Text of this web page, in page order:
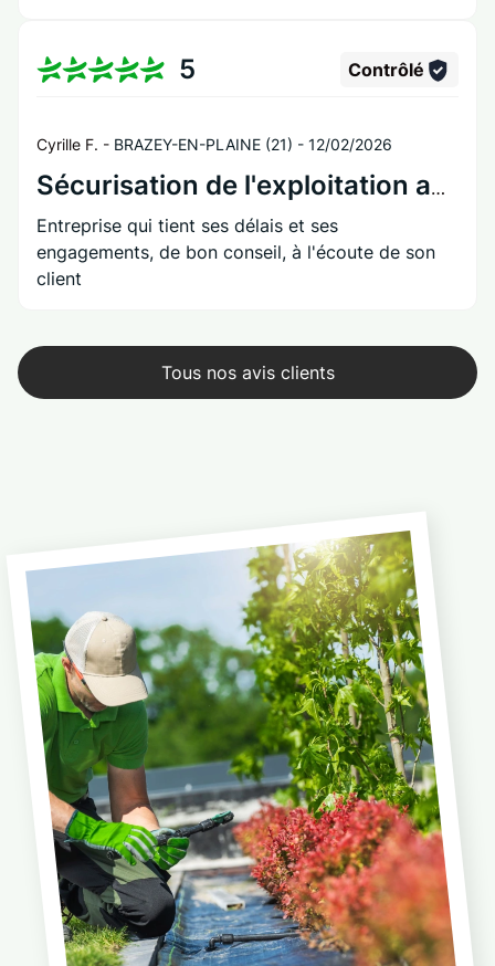
5 Contrôlé
Cyrille F. - BRAZEY-EN-PLAINE (21) - 12/02/2026
Sécurisation de l'exploitation agricole
Entreprise qui tient ses délais et ses
engagements, de bon conseil, à l'écoute de son
client
Tous nos avis clients